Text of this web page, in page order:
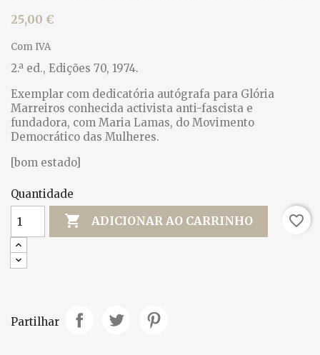
25,00 €
Com IVA
2.ª ed., Edições 70, 1974.
Exemplar com dedicatória autógrafa para Glória
Marreiros conhecida activista anti-fascista e
fundadora, com Maria Lamas, do Movimento
Democrático das Mulheres.
[bom estado]
Quantidade
 ADICIONAR AO CARRINHO favorite_border
Partilhar